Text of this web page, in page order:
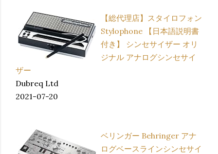
【総代理店】スタイロフォン
Stylophone 【日本語説明書
付き】 シンセサイザー オリ
ジナル アナログシンセサイ
ザー
Dubreq Ltd
2021-07-20
ベリンガー Behringer アナ
ログベースラインシンセサイ